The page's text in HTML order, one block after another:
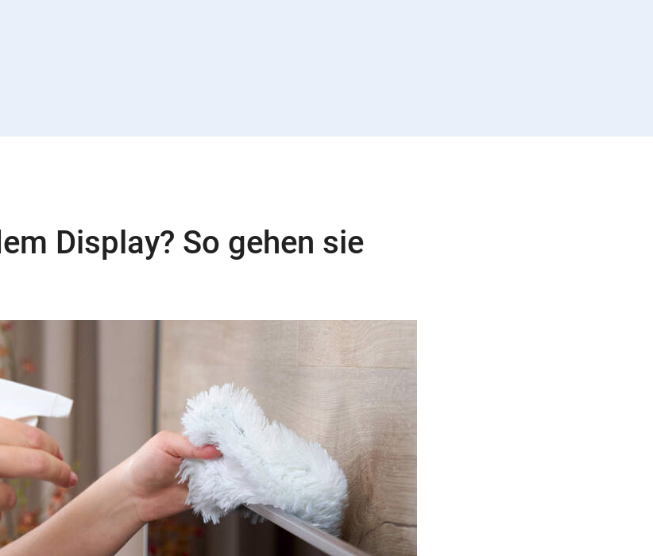
Display? So gehen sie